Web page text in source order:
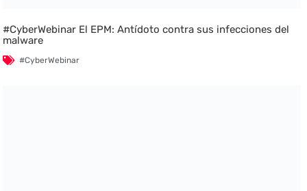
#CyberWebinar El EPM: Antídoto contra sus infecciones del
malware
#CyberWebinar